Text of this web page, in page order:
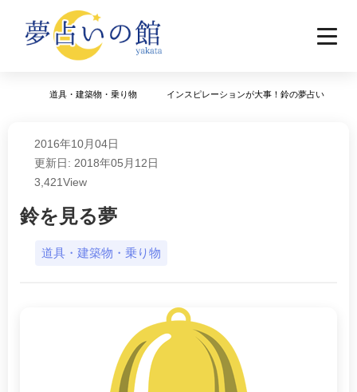
道具・建築物・乗り物 インスピレーションが大事！鈴の夢占い
2016年10月04日
更新日: 2018年05月12日
3,421View
鈴を見る夢
道具・建築物・乗り物